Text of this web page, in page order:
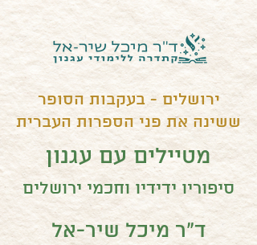
ירושלים - בעקבות הסופר
ששינה את פני הספרות העברית
מטיילים עם עגנון
סיפוריו ידידיו וחכמי ירושלים
ד"ר מיכל שיר-אל